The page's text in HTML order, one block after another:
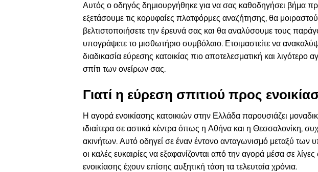
Αυτός ο οδηγός δημιουργήθηκε για να σας καθοδηγήσει βήμα
εξετάσουμε τις κορυφαίες πλατφόρμες αναζήτησης, θα
βελτιστοποιήσετε την έρευνά σας και θα αναλύσουμε τους
υπογράψετε το μισθωτήριο συμβόλαιο. Ετοιμαστείτε να
διαδικασία εύρεσης κατοικίας πιο αποτελεσματική και λιγότερο
σπίτι των ονείρων σας.
Γιατί η εύρεση σπιτιού προς
Η αγορά ενοικίασης κατοικιών στην Ελλάδα παρουσιάζει
ιδιαίτερα σε αστικά κέντρα όπως η Αθήνα και η Θεσσαλονίκη,
ακινήτων. Αυτό οδηγεί σε έναν έντονο ανταγωνισμό μεταξύ των
οι καλές ευκαιρίες να εξαφανίζονται από την αγορά μέσα σε
ενοικίασης έχουν επίσης αυξητική τάση τα τελευταία χρόνια.